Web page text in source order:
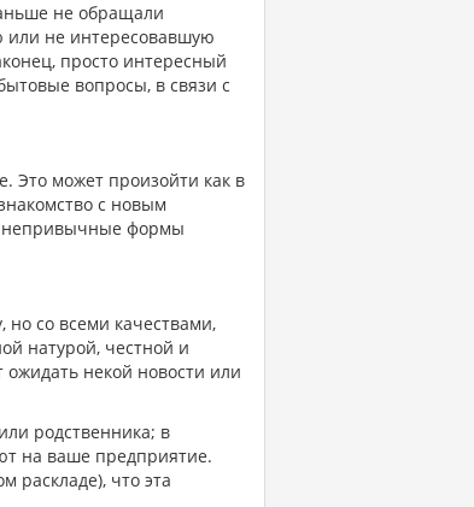
не обращали
или не интересовавшую
просто интересный
вопросы, в связи с
Это может произойти как в
с новым
непривычные формы
со всеми качествами,
натурой, честной и
ожидать некой новости или
родственника; в
на ваше предприятие.
раскладе), что эта